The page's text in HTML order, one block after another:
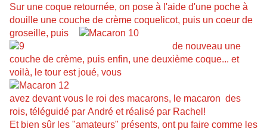
Sur une coque retournée, on pose à l'aide d'une poche à
douille une couche de crème coquelicot, puis un coeur de
groseille, puis
de nouveau une
couche de crème, puis enfin, une deuxième coque... et
voilà, le tour est joué, vous
avez devant vous le roi des macarons, le macaron des
rois, téléguidé par André et réalisé par Rachel!
Et bien sûr les "amateurs" présents, ont pu faire comme les